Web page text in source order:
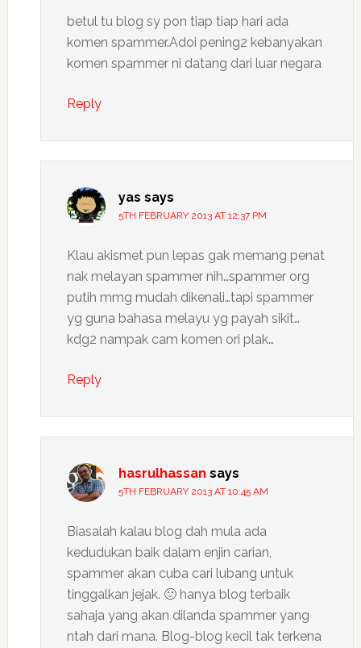
betul tu blog sy pon tiap tiap hari ada
komen spammer.Adoi pening2 kebanyakan
komen spammer ni datang dari luar negara
Reply
yas says
5TH FEBRUARY 2013 AT 12:37 PM
Klau akismet pun lepas gak memang penat
nak melayan spammer nih…spammer org
putih mmg mudah dikenali…tapi spammer
yg guna bahasa melayu yg payah sikit…
kdg2 nampak cam komen ori plak…
Reply
hasrulhassan says
5TH FEBRUARY 2013 AT 10:45 AM
Biasalah kalau blog dah mula ada
kedudukan baik dalam enjin carian,
spammer akan cuba cari lubang untuk
tinggalkan jejak. 🙂 hanya blog terbaik
sahaja yang akan dilanda spammer yang
ntah dari mana. Blog-blog kecil tak terkena